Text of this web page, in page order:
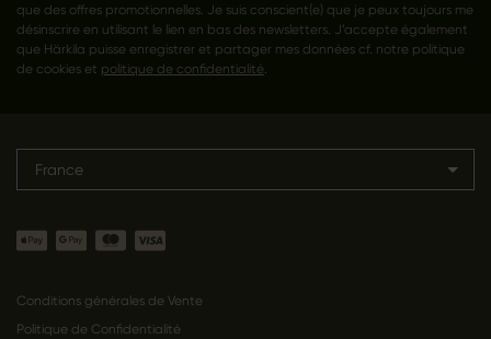
que des offres promotionnelles. Je suis conscient(e) que je peux toujours me
désinscrire en utilisant le lien en bas des newsletters. J’accepte également
que Härkila puisse enregistrer et partager mes données cf. notre politique
de cookies et politique de confidentialité.
France
Conditions générales de Vente
Politique de Confidentialité